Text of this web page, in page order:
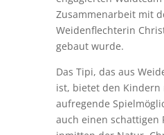
Zusammenarbeit mit
Weidenflechterin
gebaut wurde.
Das Tipi, das aus
ist, bietet den
aufregende
auch einen schattigen